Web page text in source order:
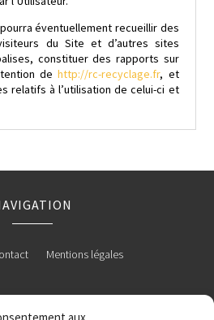
éventuellement recueillir des
du Site et d’autres sites
constituer des rapports sur
de http://rc-recyclage.fr, et
relatifs à l’utilisation de celui-ci et
Mentions légales